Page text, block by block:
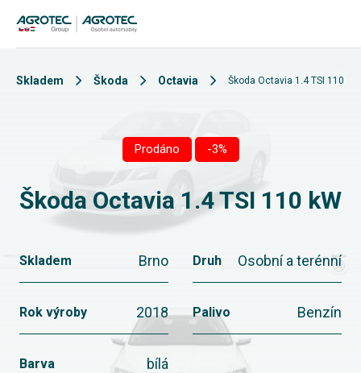
Skladem Škoda Octavia Škoda Octavia 1.4 TSI 110 kW
Prodáno -3%
Škoda Octavia 1.4 TSI 110 kW
Skladem Brno Druh Osobní a terénní
Rok výroby 2018 Palivo Benzín
Barva bílá